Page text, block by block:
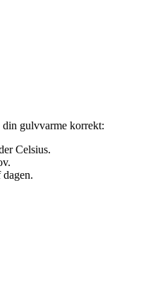
gulvvarme korrekt:
Celsius.